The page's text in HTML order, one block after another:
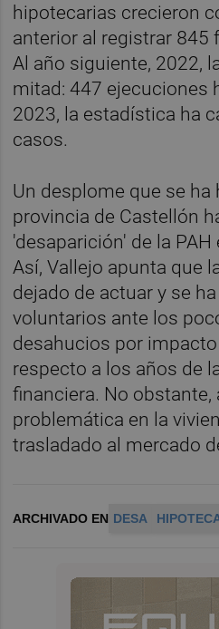
hipotecarias crecieron
anterior al registrar 845
Al año siguiente, 2022,
mitad: 447 ejecuciones
2023, la estadística ha
casos.
Un desplome que se ha
provincia de Castellón
'desaparición' de la
Así, Vallejo apunta que
dejado de actuar y se
voluntarios ante los
desahucios por
respecto a los años de
financiera. No obstante,
problemática en la
trasladado al mercado
ARCHIVADO EN DESA